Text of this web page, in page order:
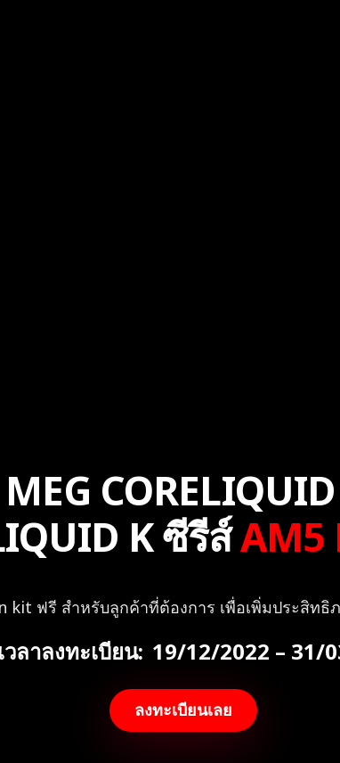
K ซีรีส์AM5
ฟรี สำหรับลูกค้าที่ต้องการ เพื่อเพิ่มประสิทธิ
วลาลงทะเบียน: 19/12/2022 – 31/
ลงทะเบียนเลย